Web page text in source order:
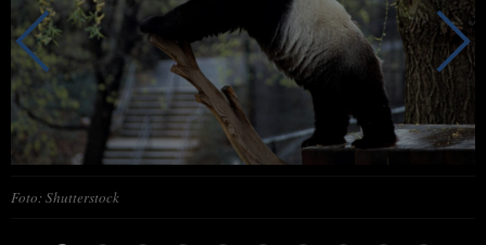
Foto: Shutterstock